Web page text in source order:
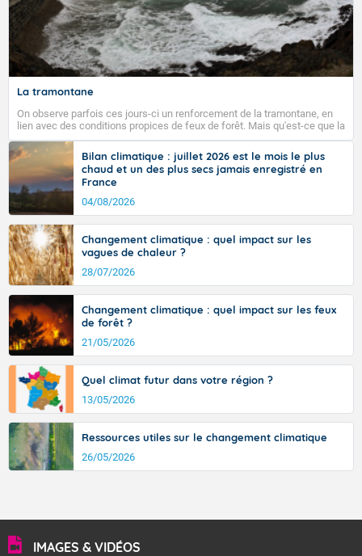
La tramontane
On observe parfois ces jours-ci un renforcement de la tramontane, en
lien avec des conditions propices de feux de forêt. Mais qu'est-ce que la
tramontane ? Quelles sont ses caractéristiques ? La tramontane est un
vent turbulent soufflant de secteur nord-ouest à nord, ou ouest à nord-
ouest, dans un secteur qui part du Roussillon à la vallée de l’Aude et à
l’ouest de l’Hérault. L’étymologie de ce vent vient du latin trasmontanus,
signifiant au-delà des monts, en allusion aux régions montagneuses
d’où provient ce vent.
Bilan climatique : juillet 2026 est le mois le plus
chaud et un des plus secs jamais enregistré en
France
04/08/2026
Changement climatique : quel impact sur les
vagues de chaleur ?
28/07/2026
Changement climatique : quel impact sur les feux
de forêt ?
21/05/2026
Quel climat futur dans votre région ?
13/05/2026
Ressources utiles sur le changement climatique
26/05/2026
IMAGES & VIDÉOS